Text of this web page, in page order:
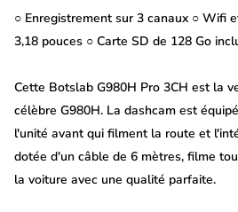
○ Enregistrement sur 3 canaux ○ Wifi
3,18 pouces ○ Carte SD de 128 Go
Cette Botslab G980H Pro 3CH est la
célèbre G980H. La dashcam est
l'unité avant qui filment la route et
dotée d'un câble de 6 mètres, filme
la voiture avec une qualité parfaite.